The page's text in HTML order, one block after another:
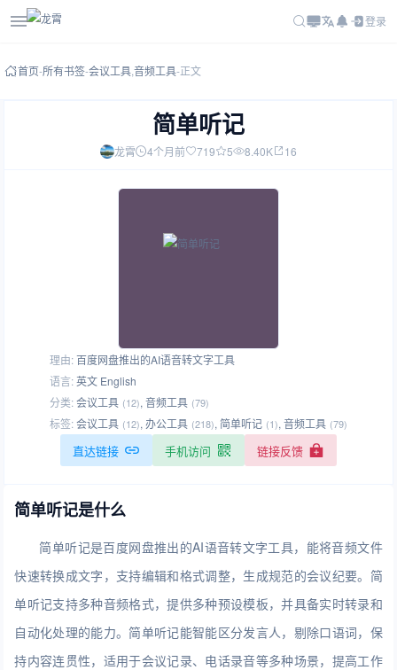
登录
首页-所有书签-会议工具,音频工具-正文
简单听记
龙霄 4个月前 719 5 8.40K 16
理由:百度网盘推出的AI语音转文字工具
语言:英文 English
分类:会议工具 (12), 音频工具 (79)
标签:会议工具 (12), 办公工具 (218), 简单听记 (1), 音频工具 (79)
直达链接 手机访问 链接反馈
简单听记是什么
简单听记是百度网盘推出的AI语音转文字工具，能将音频文件
快速转换成文字，支持编辑和格式调整，生成规范的会议纪要。简
单听记支持多种音频格式，提供多种预设模板，并具备实时转录和
自动化处理的能力。简单听记能智能区分发言人，剔除口语词，保
持内容连贯性，适用于会议记录、电话录音等多种场景，提高工作